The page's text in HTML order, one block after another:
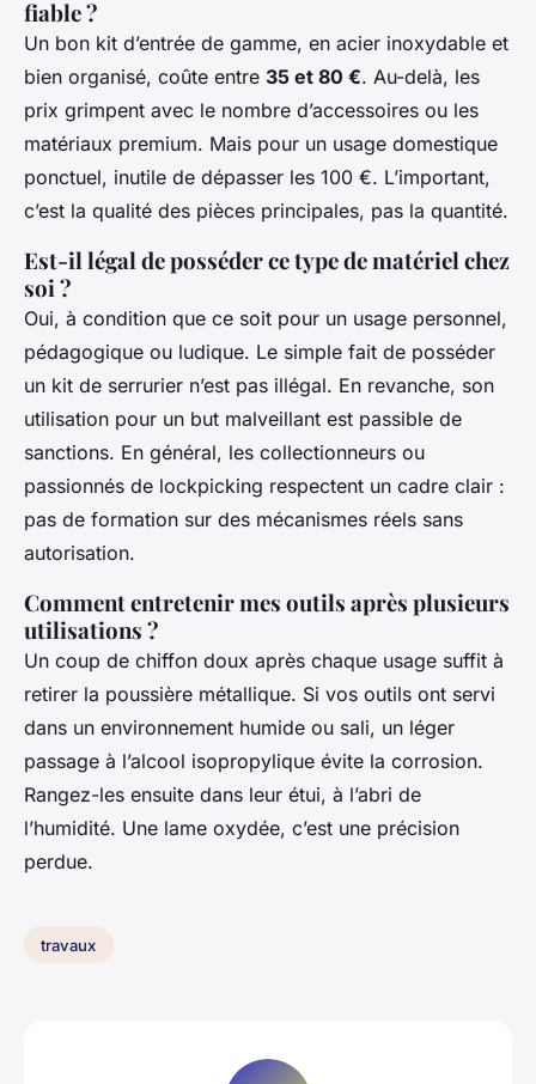
fiable ?
Un bon kit d’entrée de gamme, en acier inoxydable et
bien organisé, coûte entre 35 et 80 €. Au-delà, les
prix grimpent avec le nombre d’accessoires ou les
matériaux premium. Mais pour un usage domestique
ponctuel, inutile de dépasser les 100 €. L’important,
c’est la qualité des pièces principales, pas la quantité.
Est-il légal de posséder ce type de matériel chez
soi ?
Oui, à condition que ce soit pour un usage personnel,
pédagogique ou ludique. Le simple fait de posséder
un kit de serrurier n’est pas illégal. En revanche, son
utilisation pour un but malveillant est passible de
sanctions. En général, les collectionneurs ou
passionnés de lockpicking respectent un cadre clair :
pas de formation sur des mécanismes réels sans
autorisation.
Comment entretenir mes outils après plusieurs
utilisations ?
Un coup de chiffon doux après chaque usage suffit à
retirer la poussière métallique. Si vos outils ont servi
dans un environnement humide ou sali, un léger
passage à l’alcool isopropylique évite la corrosion.
Rangez-les ensuite dans leur étui, à l’abri de
l’humidité. Une lame oxydée, c’est une précision
perdue.
travaux